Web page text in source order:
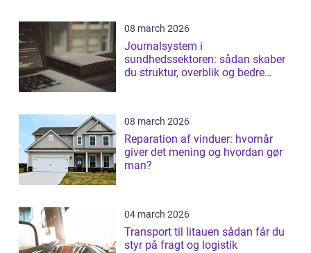
08 march 2026
Journalsystem i
sundhedssektoren: sådan skaber
du struktur, overblik og bedre
08 march 2026
Reparation af vinduer: hvornår
giver det mening og hvordan gør
man?
04 march 2026
Transport til litauen sådan får du
styr på fragt og logistik